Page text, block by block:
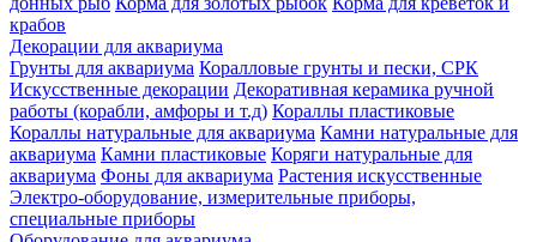
крабов
Декорации для аквариума
Грунты для аквариума Коралловые грунты и пески, СРК
Искусственные декорации Декоративная керамика ручной
работы (корабли, амфоры и т.д) Кораллы пластиковые
Кораллы натуральные для аквариума Камни натуральные для
аквариума Камни пластиковые Коряги натуральные для
аквариума Фоны для аквариума Растения искусственные
Электро-оборудование, измерительные приборы,
специальные приборы